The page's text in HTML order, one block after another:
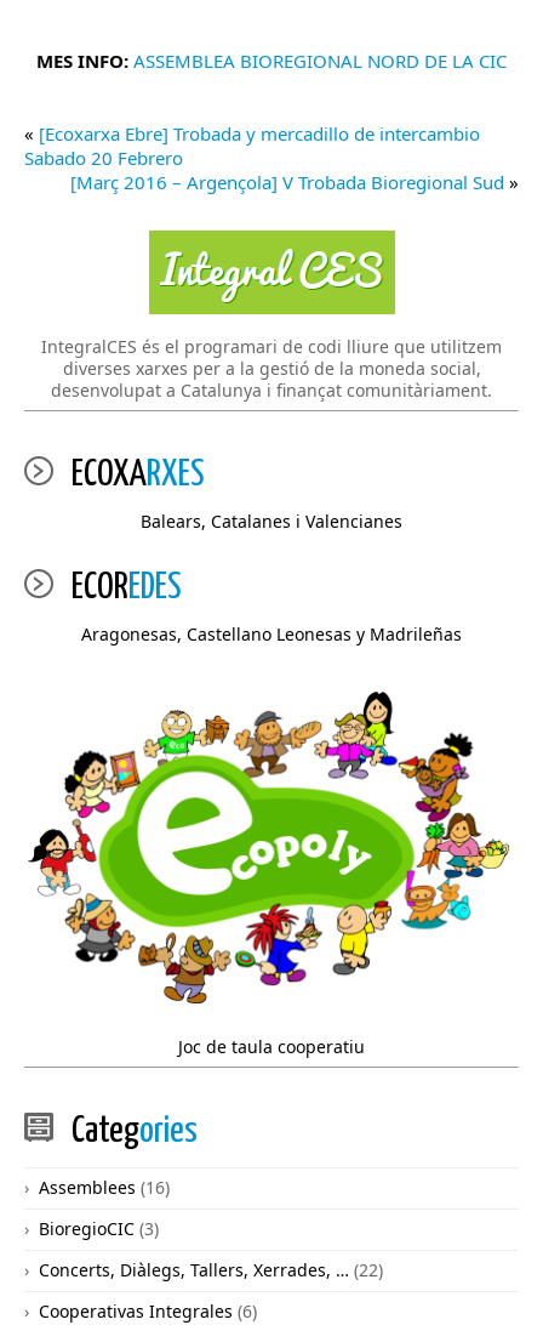
MES INFO: ASSEMBLEA BIOREGIONAL NORD DE LA CIC
« [Ecoxarxa Ebre] Trobada y mercadillo de intercambio
Sabado 20 Febrero
[Març 2016 – Argençola] V Trobada Bioregional Sud »
IntegralCES és el programari de codi lliure que utilitzem
diverses xarxes per a la gestió de la moneda social,
desenvolupat a Catalunya i finançat comunitàriament.
ECOXARXES
Balears, Catalanes i Valencianes
ECOREDES
Aragonesas, Castellano Leonesas y Madrileñas
Joc de taula cooperatiu
Categories
Assemblees (16)
BioregioCIC (3)
Concerts, Diàlegs, Tallers, Xerrades, … (22)
Cooperativas Integrales (6)